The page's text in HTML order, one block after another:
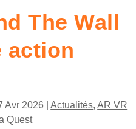
The Wall
action
Avr 2026 |Actualités,AR VR
Quest